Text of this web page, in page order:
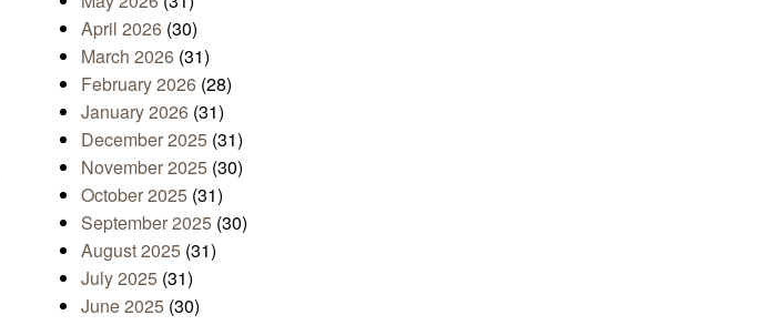
April 2026 (30)
March 2026 (31)
February 2026 (28)
January 2026 (31)
December 2025 (31)
November 2025 (30)
October 2025 (31)
September 2025 (30)
August 2025 (31)
July 2025 (31)
June 2025 (30)